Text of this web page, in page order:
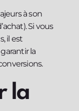
à son
Si vous
il est
la
la